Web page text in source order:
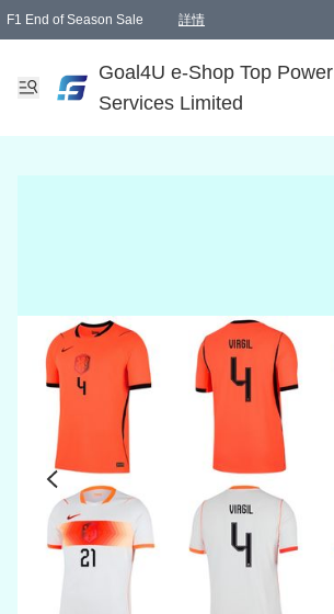
F1 End of Season Sale 詳情
Goal4U e-Shop Top Power
Services Limited